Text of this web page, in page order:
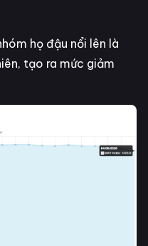
họ đậu nổi lên là
tạo ra mức giảm